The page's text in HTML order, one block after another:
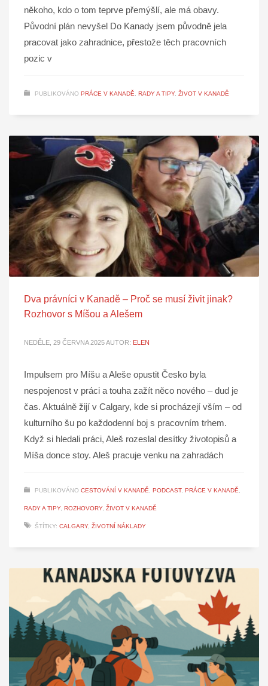
někoho, kdo o tom teprve přemýšlí, ale má obavy.
Původní plán nevyšel Do Kanady jsem původně jela
pracovat jako zahradnice, přestože těch pracovních
pozic v
PUBLIKOVÁNO PRÁCE V KANADĚ, RADY A TIPY, ŽIVOT V KANADĚ
Dva právníci v Kanadě – Proč se musí živit jinak?
Rozhovor s Míšou a Alešem
NEDĚLE, 29 ČERVNA 2025AUTOR: ELEN
Impulsem pro Míšu a Aleše opustit Česko byla
nespojenost v práci a touha zažít něco nového – dud je
čas. Aktuálně žijí v Calgary, kde si procházejí vším – od
kulturního šu po každodenní boj s pracovním trhem.
Když si hledali práci, Aleš rozeslal desítky životopisů a
Míša donce stoy. Aleš pracuje venku na zahradách
PUBLIKOVÁNO CESTOVÁNÍ V KANADĚ, PODCAST, PRÁCE V KANADĚ,
RADY A TIPY, ROZHOVORY, ŽIVOT V KANADĚ
ŠTÍTKY: CALGARY, ŽIVOTNÍ NÁKLADY